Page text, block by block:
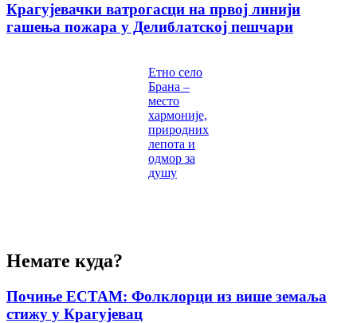
Крагујевачки ватрогасци на првој линији
гашења пожара у Делиблатској пешчари
Етно село
Брана –
место
хармоније,
природних
лепота и
одмор за
душу
Немате куда?
Почиње ЕСТАМ: Фолклорци из више земаља
стижу у Крагујевац